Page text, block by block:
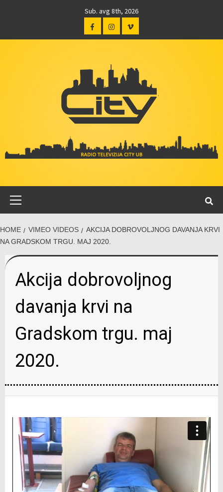
Sub. avg 8th, 2026
HOME VIMEO VIDEOS
AKCIJA DOBROVOLJNOG DAVANJA KRVI
NA GRADSKOM TRGU. MAJ 2020.
Akcija dobrovoljnog
davanja krvi na
Gradskom trgu. maj
2020.